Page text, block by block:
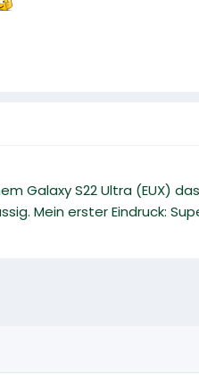
Galaxy S22 Ultra (EUX)
Mein erster Eindruck: